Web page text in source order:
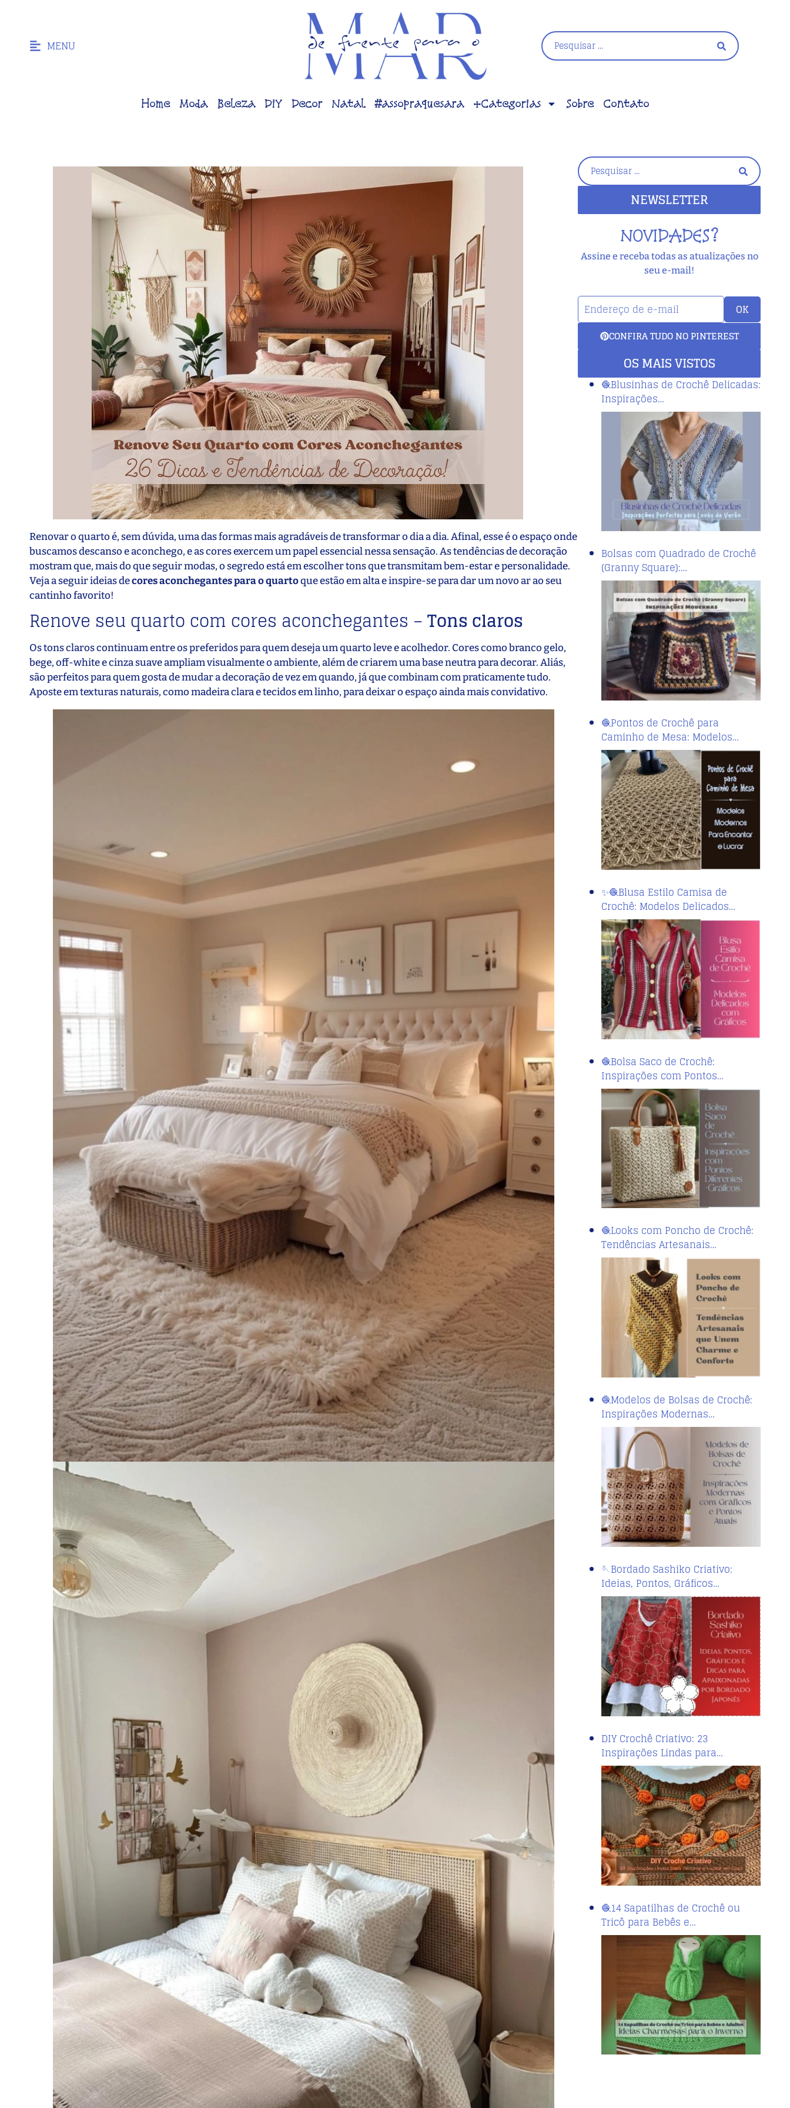
MENU
Home Moda Beleza DiY Decor Natal #assopraquesara +Categorias Sobre Contato
Renovar o quarto é, sem dúvida, uma das formas mais agradáveis de transformar o dia a dia. Afinal, esse é o espaço onde
buscamos descanso e aconchego, e as cores exercem um papel essencial nessa sensação. As tendências de decoração
mostram que, mais do que seguir modas, o segredo está em escolher tons que transmitam bem-estar e personalidade.
Veja a seguir ideias decores aconchegantes para o quartoque estão em alta e inspire-se para dar um novo ar ao seu
cantinho favorito!
Renove seu quarto com cores aconchegantes –Tons claros
Os tons claros continuam entre os preferidos para quem deseja um quarto leve e acolhedor. Cores como branco gelo,
bege, off-white e cinza suave ampliam visualmente o ambiente, além de criarem uma base neutra para decorar. Aliás,
são perfeitos para quem gosta de mudar a decoração de vez em quando, já que combinam com praticamente tudo.
Aposte em texturas naturais, como madeira clara e tecidos em linho, para deixar o espaço ainda mais convidativo.
NEWSLETTER
NOVIDADES?
Assine e receba todas as atualizações no
seu e-mail!
OK
CONFIRA TUDO NO PINTEREST
OS MAIS VISTOS
🧶Blusinhas de Crochê Delicadas:
Inspirações…
Bolsas com Quadrado de Crochê
(Granny Square):…
🧶Pontos de Crochê para
Caminho de Mesa: Modelos…
✨🧶Blusa Estilo Camisa de
Crochê: Modelos Delicados…
🧶Bolsa Saco de Crochê:
Inspirações com Pontos…
🧶Looks com Poncho de Crochê:
Tendências Artesanais…
🧶Modelos de Bolsas de Crochê:
Inspirações Modernas…
🪡Bordado Sashiko Criativo:
Ideias, Pontos, Gráficos…
DIY Crochê Criativo: 23
Inspirações Lindas para…
🧶14 Sapatilhas de Crochê ou
Tricô para Bebês e…